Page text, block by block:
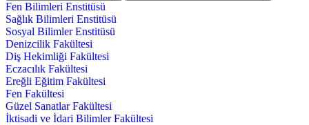
Fen Bilimleri Enstitüsü
Sağlık Bilimleri Enstitüsü
Sosyal Bilimler Enstitüsü
Denizcilik Fakültesi
Diş Hekimliği Fakültesi
Eczacılık Fakültesi
Ereğli Eğitim Fakültesi
Fen Fakültesi
Güzel Sanatlar Fakültesi
İktisadi ve İdari Bilimler Fakültesi